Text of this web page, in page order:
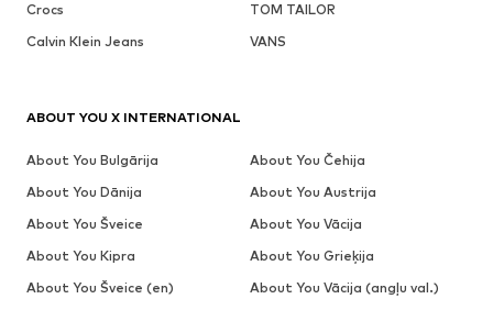
Crocs
TOM TAILOR
Calvin Klein Jeans
VANS
ABOUT YOU X INTERNATIONAL
About You Bulgārija
About You Čehija
About You Dānija
About You Austrija
About You Šveice
About You Vācija
About You Kipra
About You Grieķija
About You Šveice (en)
About You Vācija (angļu val.)